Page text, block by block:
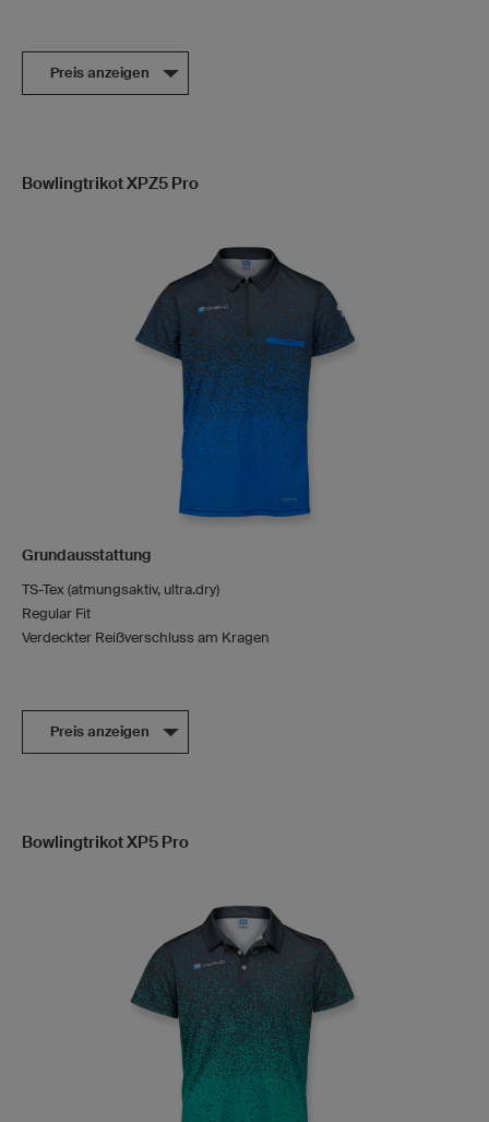
Preis anzeigen
Bowlingtrikot XPZ5 Pro
Grundausstattung
TS-Tex (atmungsaktiv, ultra.dry)
Regular Fit
Verdeckter Reißverschluss am Kragen
Preis anzeigen
Bowlingtrikot XP5 Pro